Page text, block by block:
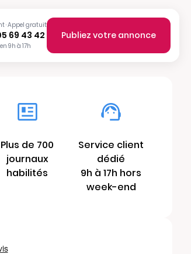
· Appel gratuit
69 43 42
9h à 17h
Publiez votre annonce
Plus de 700
journaux
habilités
Service client
dédié
9h à 17h hors
week-end